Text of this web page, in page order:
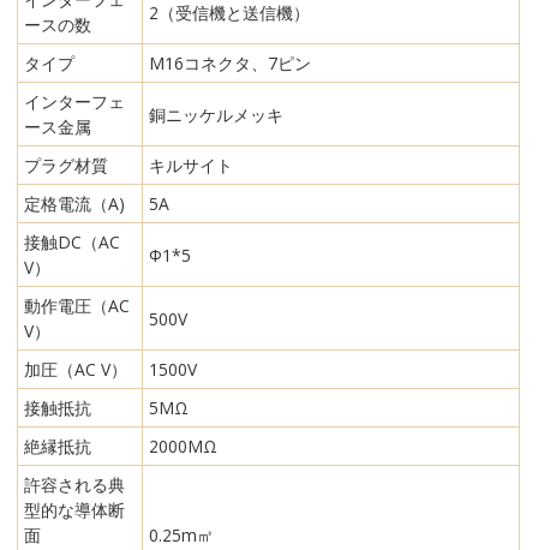
ースの数
2（受信機と送信機）
タイプ
M16コネクタ、7ピン
インターフェ
ース金属
銅ニッケルメッキ
プラグ材質
キルサイト
定格電流（A)
5A
接触DC（AC
V）
Φ1*5
動作電圧（AC
V）
500V
加圧（AC V）
1500V
接触抵抗
5MΩ
絶縁抵抗
2000MΩ
許容される典
型的な導体断
面
0.25m㎡